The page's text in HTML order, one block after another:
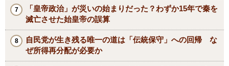
「皇帝政治」が災いの始まりだった？わずか15年で秦を
滅亡させた始皇帝の誤算
自民党が生き残る唯一の道は「伝統保守」への回帰 な
ぜ所得再分配が必要か